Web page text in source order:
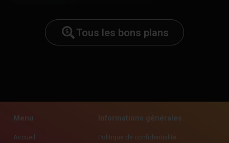
Tous les bons plans
Menu
Accueil
Informations générales
Politique de confidentialité